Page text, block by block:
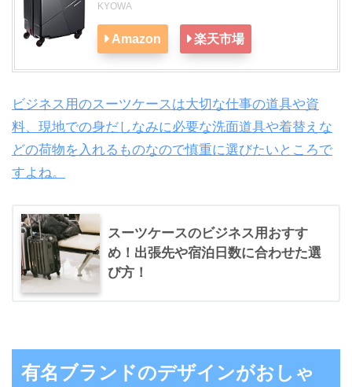
KYOWA
Amazon 楽天市場
ビジネス用のスーツケースは大切な仕事の道具や資
料、現地での身だしなみに必要な洗面道具や着替えな
どの荷物を入れるものなので慎重に選びたいところで
すよね。
スーツケースのビジネス用おすす
め！出張先や宿泊日数に合わせた選
び方！
有名ブランドのデザインがおしゃ